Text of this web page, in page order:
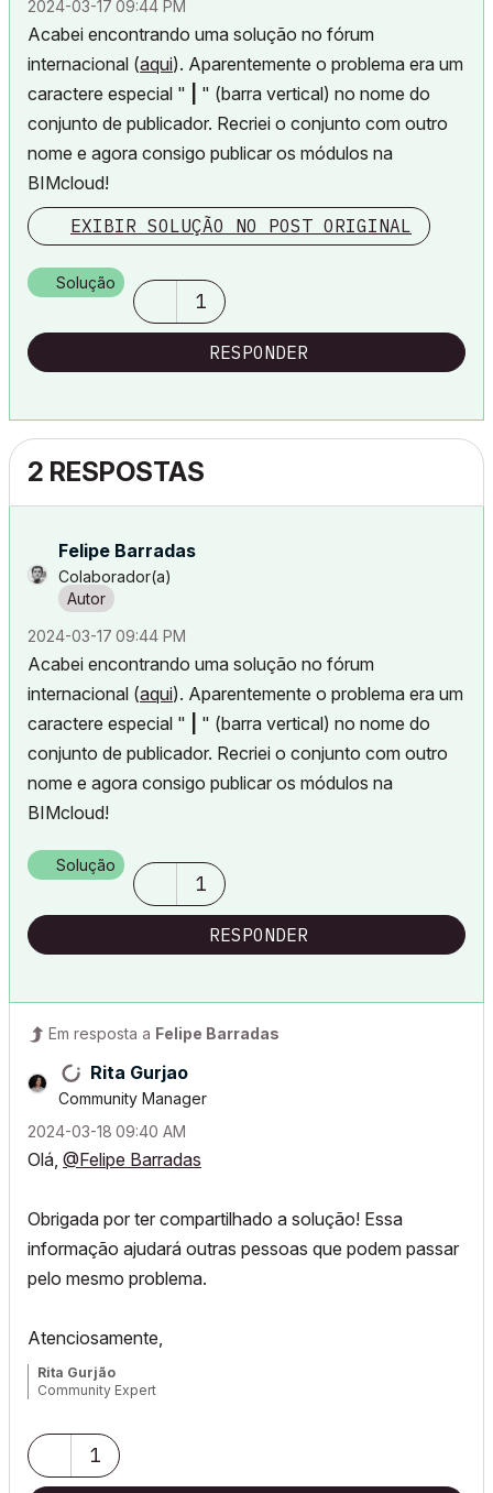
‎2024-03-17 09:44 PM
Acabei encontrando uma solução no fórum
internacional (aqui). Aparentemente o problema era um
caractere especial "
" (barra vertical) no nome do
conjunto de publicador. Recriei o conjunto com outro
nome e agora consigo publicar os módulos na
BIMcloud!
EXIBIR SOLUÇÃO NO POST ORIGINAL
Solução
1
RESPONDER
2 RESPOSTAS
Felipe Barradas
Colaborador(a)
‎2024-03-17 09:44 PM
Acabei encontrando uma solução no fórum
internacional (aqui). Aparentemente o problema era um
caractere especial "
" (barra vertical) no nome do
conjunto de publicador. Recriei o conjunto com outro
nome e agora consigo publicar os módulos na
BIMcloud!
Solução
1
RESPONDER
Em resposta a Felipe Barradas
Rita Gurjao
Community Manager
‎2024-03-18 09:40 AM
Olá, @Felipe Barradas
Obrigada por ter compartilhado a solução! Essa
informação ajudará outras pessoas que podem passar
pelo mesmo problema.
Atenciosamente,
Rita Gurjão
Community Expert
1